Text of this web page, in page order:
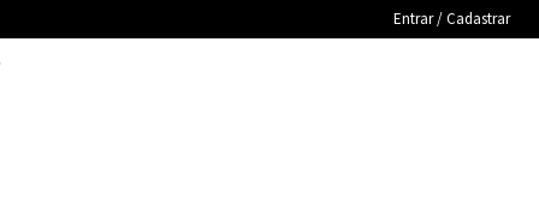
Entrar / Cadastrar